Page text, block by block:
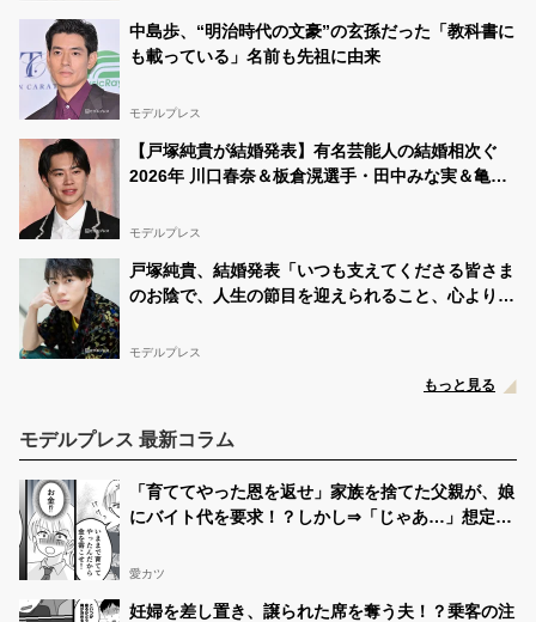
中島歩、“明治時代の文豪”の玄孫だった「教科書に
も載っている」名前も先祖に由来
モデルプレス
【戸塚純貴が結婚発表】有名芸能人の結婚相次ぐ
2026年 川口春奈＆板倉滉選手・田中みな実＆亀梨
モデルプレス
戸塚純貴、結婚発表「いつも支えてくださる皆さま
のお陰で、人生の節目を迎えられること、心より感
モデルプレス
もっと見る
モデルプレス 最新コラム
「育ててやった恩を返せ」家族を捨てた父親が、娘
にバイト代を要求！？しかし⇒「じゃあ…」想定外
愛カツ
妊婦を差し置き、譲られた席を奪う夫！？乗客の注